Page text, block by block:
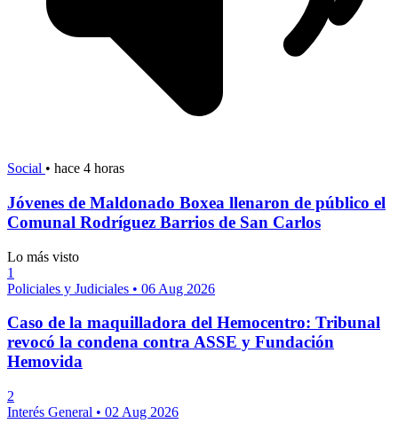
Social • hace 4 horas
Jóvenes de Maldonado Boxea llenaron de público el
Comunal Rodríguez Barrios de San Carlos
Lo más visto
1
Policiales y Judiciales • 06 Aug 2026
Caso de la maquilladora del Hemocentro: Tribunal
revocó la condena contra ASSE y Fundación
Hemovida
2
Interés General • 02 Aug 2026